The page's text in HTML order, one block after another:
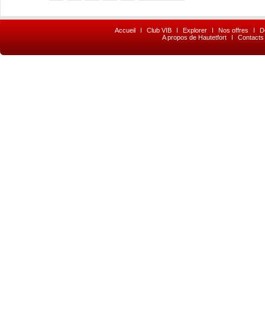
Accueil I Club VIB I Explorer I Nos offres I
A propos de Hautetfort
I Contacts